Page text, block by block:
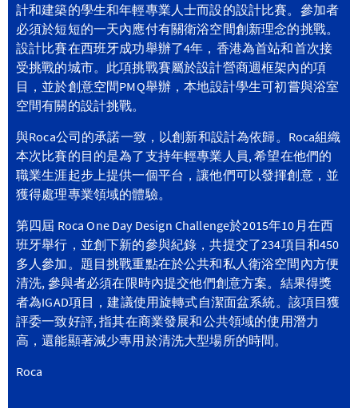
計和建築的學生和年輕專業人士而設的設計比賽。參加者
必須於短短的一天內應付有關衛浴空間創新理念的挑戰。
設計比賽在西班牙成功舉辦了4年，香港為首站和首次接
受挑戰的城市。此項挑戰賽屬於設計營商週框架內的項
目，並於創意空間PMQ舉辦，本地設計學生可初嘗與浴室
空間有關的設計挑戰。
與Roca公司的承諾一致，以創新和設計為依歸。Roca組織
本次比賽的目的是為了支持年輕專業人員, 希望在他們的
職業生涯起步上提供一個平台，讓他們可以發揮創意，並
獲得處理專業領域的體驗。
第四屆 Roca One Day Design Challenge於2015年10月在西
班牙舉行，並創下新的參與紀錄，共提交了234項目和450
多人參加。題目挑戰重點在於公共和私人衛浴空間內方便
清洗, 參與者必須在限時內提交他們創意方案。結果得獎
者為IGAD項目，建議使用旋轉式自潔面盆系統。該項目獲
評委一致好評, 指其在商業發展和公共領域的使用潛力
高，還能顯著減少專用於清洗大型場所的時間。
Roca